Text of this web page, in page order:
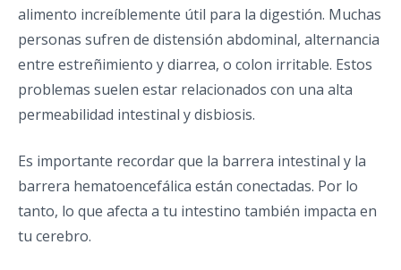
alimento increíblemente útil para la digestión. Muchas
personas sufren de distensión abdominal, alternancia
entre estreñimiento y diarrea, o colon irritable. Estos
problemas suelen estar relacionados con una alta
permeabilidad intestinal y disbiosis.
Es importante recordar que la barrera intestinal y la
barrera hematoencefálica están conectadas. Por lo
tanto, lo que afecta a tu intestino también impacta en
tu cerebro.